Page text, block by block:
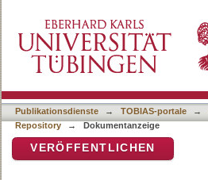
fastorum
Publikationsdienste → TOBIAS-portale →
Repository
→ Dokumentanzeige
VERÖFFENTLICHEN